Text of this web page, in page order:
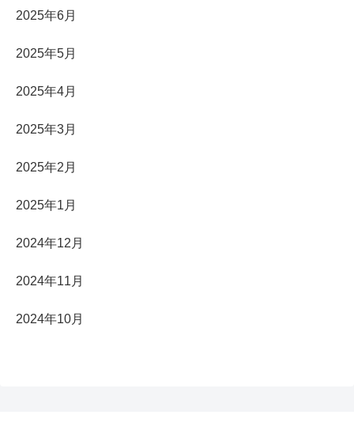
2025年6月
2025年5月
2025年4月
2025年3月
2025年2月
2025年1月
2024年12月
2024年11月
2024年10月